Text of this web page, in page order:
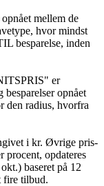
mellem de
hvor mindst
besparelse, inden
er
besparelser opnået
den radius, hvorfra
i kr. Øvrige pris-
procent, opdateres
baseret på 12
fire tilbud.